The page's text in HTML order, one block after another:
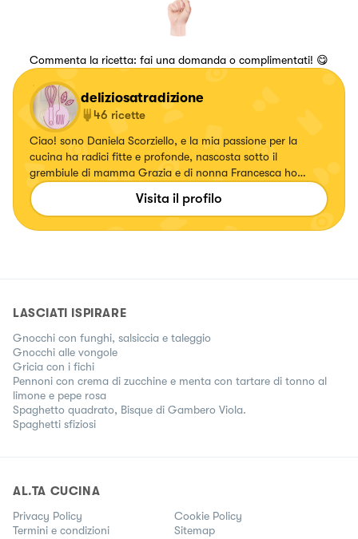
Commenta la ricetta: fai una domanda o complimentati! 😋
deliziosatradizione
46 ricette
Ciao! sono Daniela Scorziello, e la mia passione per la
cucina ha radici fitte e profonde, nascosta sotto il
grembiule di mamma Grazia e di nonna Francesca ho
appreso fin da piccola i segreti della tradizione
gastronomica del Sud Italia. Da oggi voglio condividerli
Visita il profilo
LASCIATI ISPIRARE
Gnocchi con funghi, salsiccia e taleggio
Gnocchi alle vongole
Gricia con i fichi
Pennoni con crema di zucchine e menta con tartare di tonno al
limone e pepe rosa
Spaghetto quadrato, Bisque di Gambero Viola.
Spaghetti sfiziosi
AL.TA CUCINA
Privacy Policy
Cookie Policy
Termini e condizioni
Sitemap